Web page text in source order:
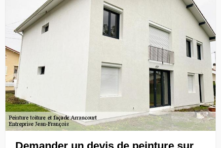
Demander un devis de peinture sur